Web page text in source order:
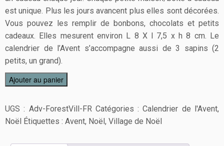
est unique. Plus les jours avancent plus elles sont décorées.
Vous pouvez les remplir de bonbons, chocolats et petits
cadeaux. Elles mesurent environ L 8 X l 7,5 x h 8 cm. Le
calendrier de l’Avent s’accompagne aussi de 3 sapins (2
petits, un grand).
Ajouter au panier
UGS : Adv-ForestVill-FR Catégories :Calendrier de l'Avent,
Noël
Étiquettes : Avent, Noël , Village de Noël